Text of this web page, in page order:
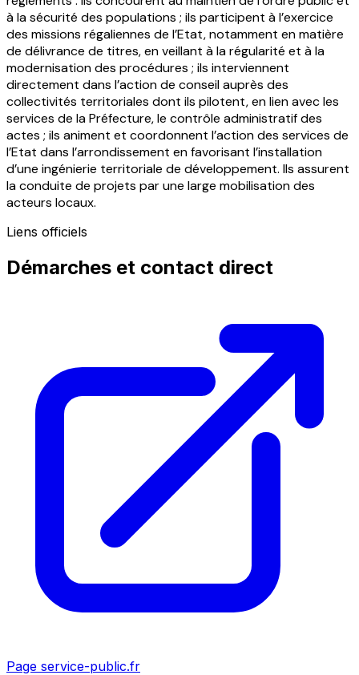
à la sécurité des populations ; ils participent à l’exercice
des missions régaliennes de l’Etat, notamment en matière
de délivrance de titres, en veillant à la régularité et à la
modernisation des procédures ; ils interviennent
directement dans l’action de conseil auprès des
collectivités territoriales dont ils pilotent, en lien avec les
services de la Préfecture, le contrôle administratif des
actes ; ils animent et coordonnent l’action des services de
l’Etat dans l’arrondissement en favorisant l’installation
d’une ingénierie territoriale de développement. Ils assurent
la conduite de projets par une large mobilisation des
acteurs locaux.
Liens officiels
Démarches et contact direct
Page service-public.fr